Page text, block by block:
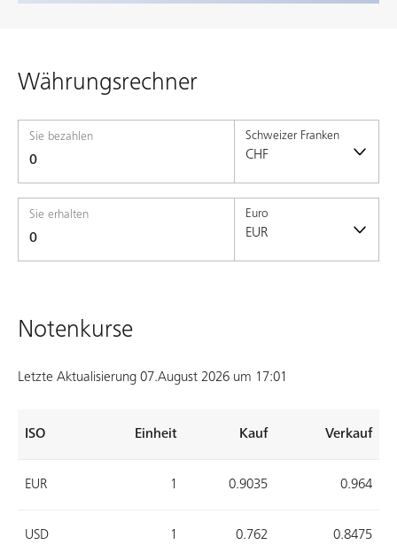
Währungsrechner
Sie bezahlen Schweizer Franken
CHF
Sie erhalten Euro
EUR
Notenkurse
Letzte Aktualisierung 07.August 2026 um 17:01
ISO Einheit Kauf Verkauf
EUR 1 0.9035 0.964
USD 1 0.762 0.8475